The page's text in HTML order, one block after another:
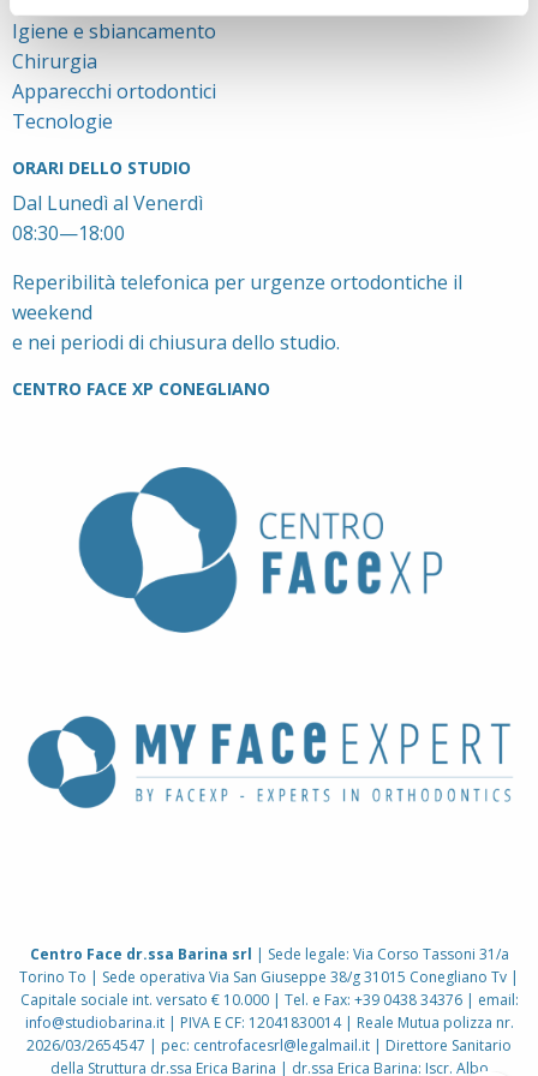
Igiene e sbiancamento
Chirurgia
Apparecchi ortodontici
Tecnologie
ORARI DELLO STUDIO
Dal Lunedì al Venerdì
08:30—18:00
Reperibilità telefonica per urgenze ortodontiche il
weekend
e nei periodi di chiusura dello studio.
CENTRO FACE XP CONEGLIANO
Centro Face dr.ssa Barina srl | Sede legale: Via Corso Tassoni 31/a
Torino To | Sede operativa Via San Giuseppe 38/g 31015 Conegliano Tv |
Capitale sociale int. versato € 10.000 | Tel. e Fax: +39 0438 34376 | email:
info@studiobarina.it| PIVA E CF: 12041830014 | Reale Mutua polizza nr.
2026/03/2654547 | pec: centrofacesrl@legalmail.it | Direttore Sanitario
della Struttura dr.ssa Erica Barina | dr.ssa Erica Barina: Iscr. Albo